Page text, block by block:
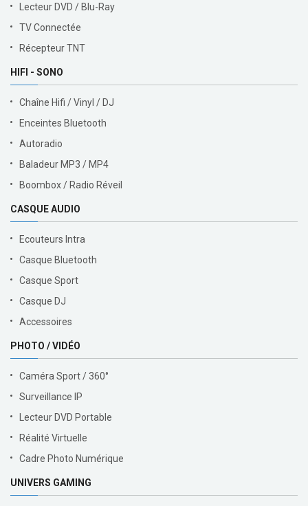
Lecteur DVD / Blu-Ray
TV Connectée
Récepteur TNT
HIFI - SONO
Chaîne Hifi / Vinyl / DJ
Enceintes Bluetooth
Autoradio
Baladeur MP3 / MP4
Boombox / Radio Réveil
CASQUE AUDIO
Ecouteurs Intra
Casque Bluetooth
Casque Sport
Casque DJ
Accessoires
PHOTO / VIDÉO
Caméra Sport / 360°
Surveillance IP
Lecteur DVD Portable
Réalité Virtuelle
Cadre Photo Numérique
UNIVERS GAMING